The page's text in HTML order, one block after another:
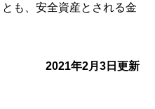
も、安全資産とされる金
2021年2月3日更新